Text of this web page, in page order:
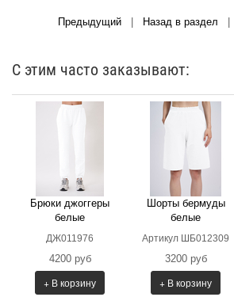
Предыдущий| Назад в раздел |
С этим часто заказывают:
Брюки джоггеры
белые
ДЖ011976
4200 руб
+ В корзину
Шорты бермуды
белые
Артикул ШБ012309
3200 руб
+ В корзину